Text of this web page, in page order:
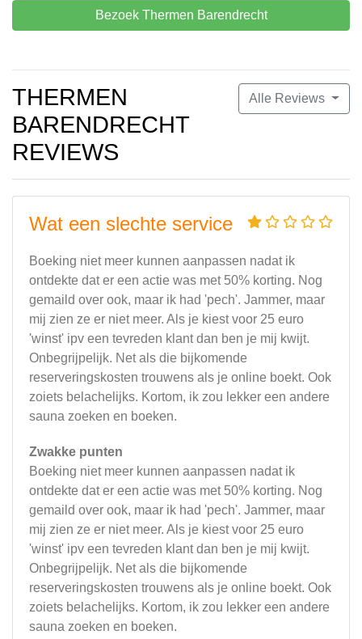
Bezoek Thermen Barendrecht
Alle Reviews
THERMEN
BARENDRECHT
REVIEWS
Wat een slechte service
Boeking niet meer kunnen aanpassen nadat ik
ontdekte dat er een actie was met 50% korting. Nog
gemaild over ook, maar ik had 'pech'. Jammer, maar
mij zien ze er niet meer. Als je kiest voor 25 euro
'winst' ipv een tevreden klant dan ben je mij kwijt.
Onbegrijpelijk. Net als die bijkomende
reserveringskosten trouwens als je online boekt. Ook
zoiets belachelijks. Kortom, ik zou lekker een andere
sauna zoeken en boeken.
Zwakke punten
Boeking niet meer kunnen aanpassen nadat ik
ontdekte dat er een actie was met 50% korting. Nog
gemaild over ook, maar ik had 'pech'. Jammer, maar
mij zien ze er niet meer. Als je kiest voor 25 euro
'winst' ipv een tevreden klant dan ben je mij kwijt.
Onbegrijpelijk. Net als die bijkomende
reserveringskosten trouwens als je online boekt. Ook
zoiets belachelijks. Kortom, ik zou lekker een andere
sauna zoeken en boeken.